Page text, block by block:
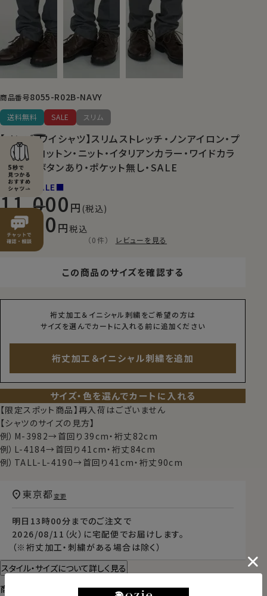
商品番号8055-R02B-NAVY
送料無料 SALE スリム
【メンズ・ワイシャツ】スリムストレッチ・ノンアイロン・プ
レミアムコットン・ニット・イタリアンカラー・ワイドカラ
ー・第一ボタンあり・ポケット無し・SALE
■NEW SALE■
11,000 (税込)
7,700 税込
（0件） レビューを見る
この商品のサイズを確認する
裄丈加工＆イニシャル刺繍をご希望の方は
サイズを選んでカートに入れる前に追加ください
裄丈加工＆イニシャル刺繍を追加
サイズ・色を選んでカートに入れる
【限定スポット商品】再入荷はございません
【シャツのサイズの見方】
例）M-3982→首回り39cm・裄丈82cm
例）L-4184→首回り41cm・裄丈84cm
例）TALL-L-4190→首回り41cm・裄丈90cm
明日 13時00分 までのご注文で
2026/08/11（火） に宅配便 でお届けします。
（※裄丈加工・刺繍がある場合は除く）
東京都 変更
スタイル・サイズについて詳しく見る
商品についてのお問い合わせ